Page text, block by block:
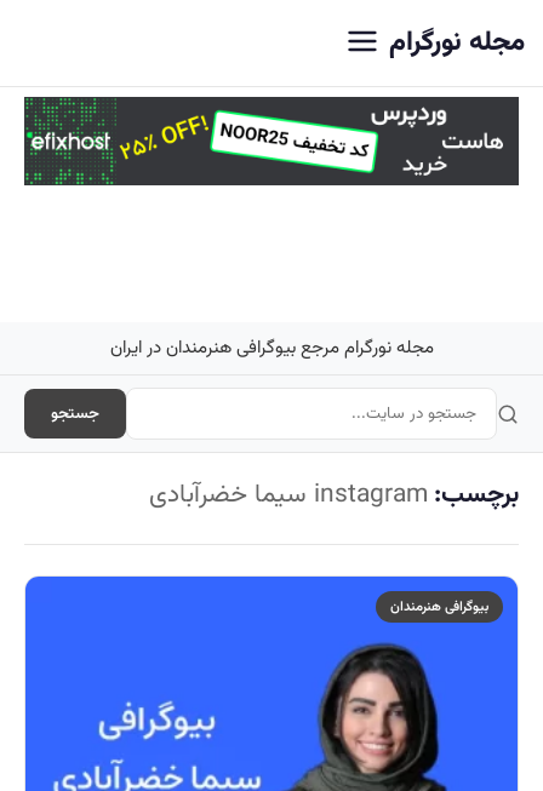
مجله نورگرام
مجله نورگرام مرجع بیوگرافی هنرمندان در ایران
جستجو
برچسب: instagram سیما خضرآبادی
بیوگرافی هنرمندان